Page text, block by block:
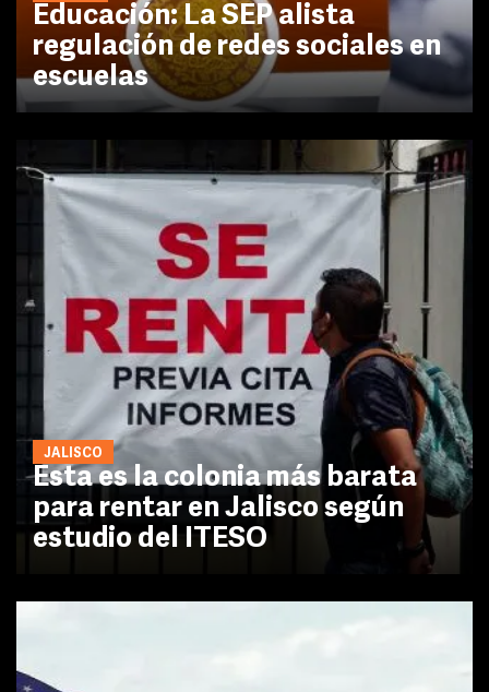
Educación: La SEP alista
regulación de redes sociales en
escuelas
JALISCO
Esta es la colonia más barata
para rentar en Jalisco según
estudio del ITESO